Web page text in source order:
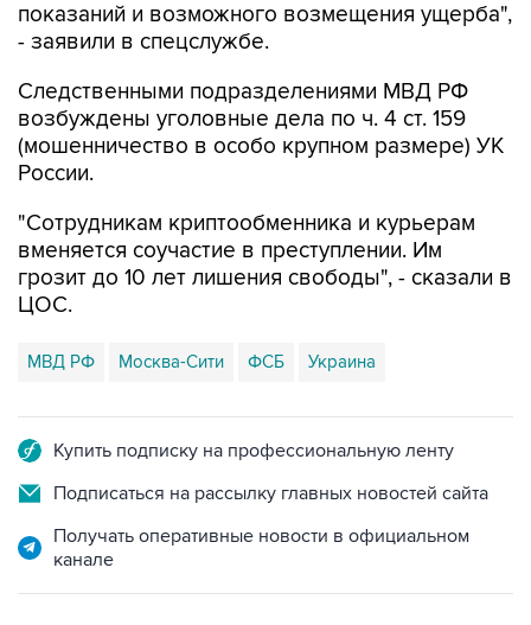
показаний и возможного возмещения ущерба",
- заявили в спецслужбе.
Следственными подразделениями МВД РФ
возбуждены уголовные дела по ч. 4 ст. 159
(мошенничество в особо крупном размере) УК
России.
"Сотрудникам криптообменника и курьерам
вменяется соучастие в преступлении. Им
грозит до 10 лет лишения свободы", - сказали в
ЦОС.
МВД РФ Москва-Сити ФСБ Украина
Купить подписку на профессиональную ленту
Подписаться на рассылку главных новостей сайта
Получать оперативные новости в официальном
канале